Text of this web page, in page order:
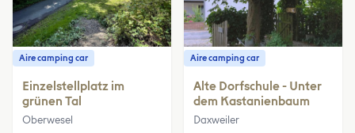
Aire camping car
Einzelstellplatz im
grünen Tal
Oberwesel
Aire camping car
Alte Dorfschule - Unter
dem Kastanienbaum
Daxweiler